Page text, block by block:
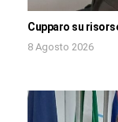
Cupparo su
8 Agosto 2026